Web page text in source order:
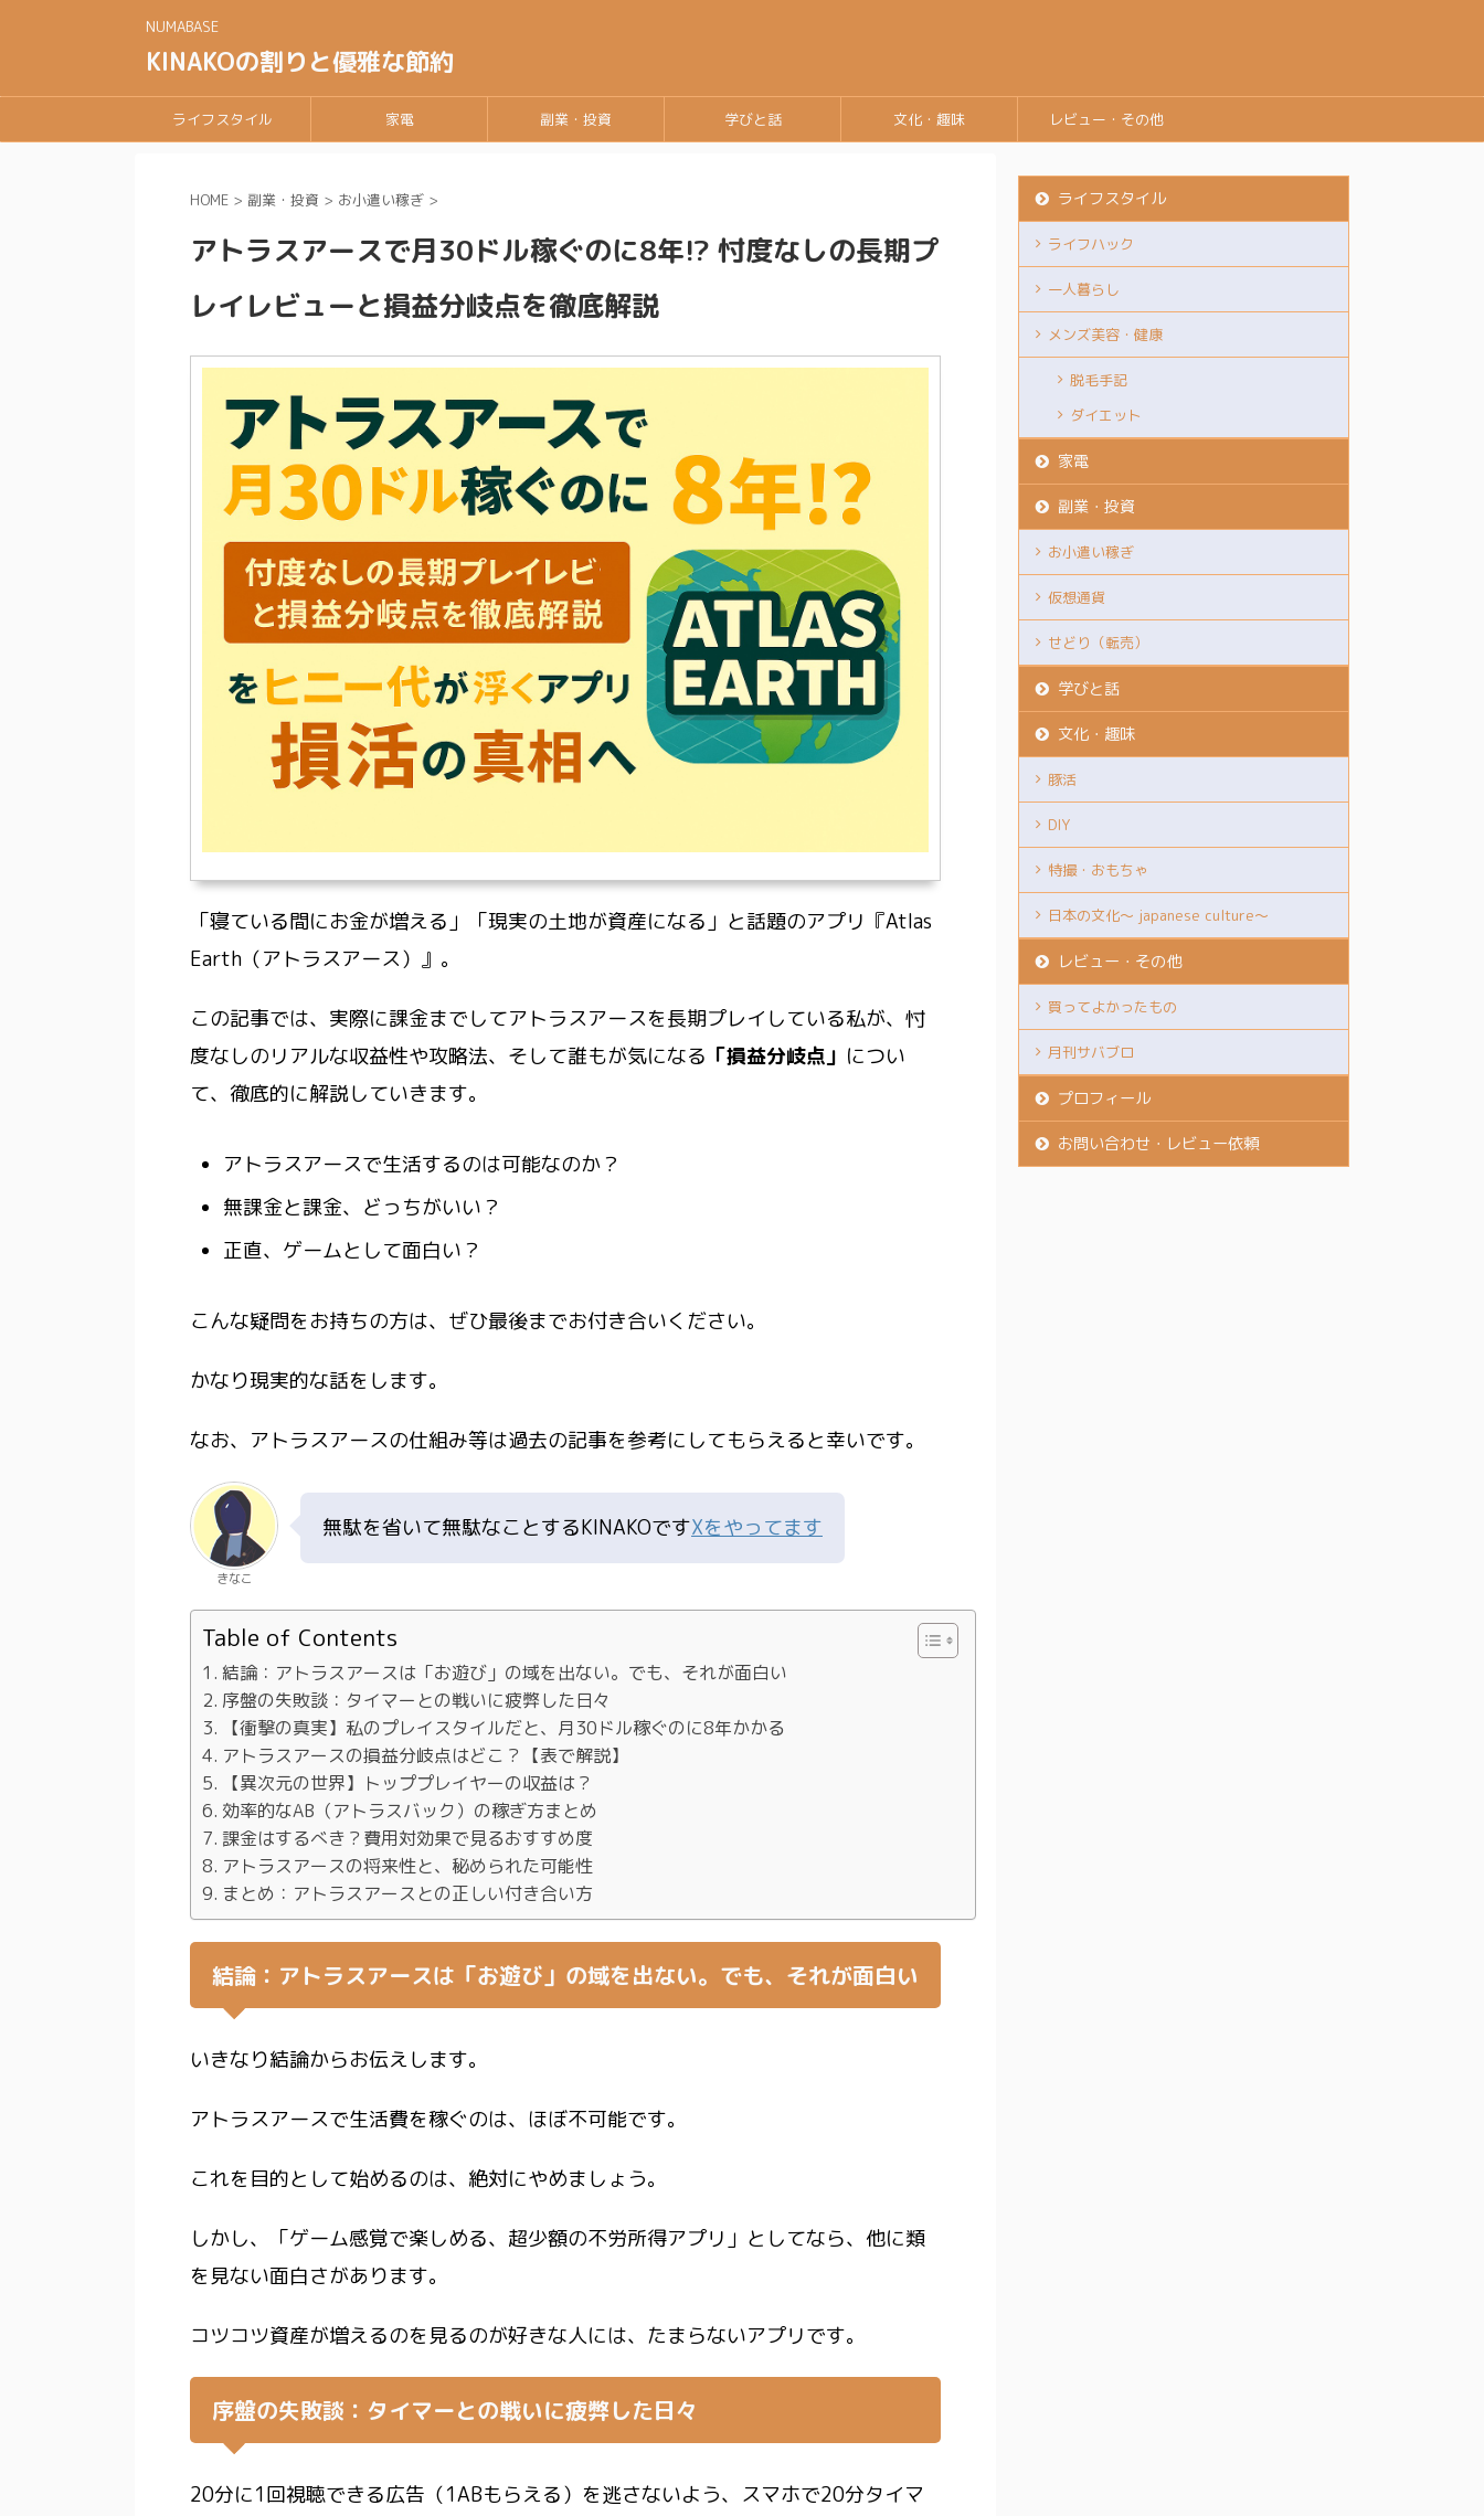
NUMABASE
KINAKOの割りと優雅な節約
ライフスタイル 家電 副業・投資 学びと話 文化・趣味 レビュー・その他
HOME > 副業・投資 > お小遣い稼ぎ >
アトラスアースで月30ドル稼ぐのに8年!? 忖度なしの長期プ
レイレビューと損益分岐点を徹底解説
「寝ている間にお金が増える」「現実の土地が資産になる」と話題のアプリ『Atlas
Earth（アトラスアース）』。
この記事では、 実際に課金までしてアトラスアースを長期プレイしている私が、忖
度なしのリアルな収益性や攻略法、そして誰もが気になる 「損益分岐点」 につい
て、徹底的に解説していきます。
アトラスアースで生活するのは可能なのか？
無課金と課金、どっちがいい？
正直、ゲームとして面白い？
こんな疑問をお持ちの方は、ぜひ最後までお付き合いください。
かなり現実的な話をします。
なお、アトラスアースの仕組み等は過去の記事を参考にしてもらえると幸いです。
きなこ
無駄を省いて無駄なことするKINAKOですXをやってます
Table of Contents
結論：アトラスアースは「お遊び」の域を出ない。でも、それが面白い
序盤の失敗談：タイマーとの戦いに疲弊した日々
【衝撃の真実】私のプレイスタイルだと、月30ドル稼ぐのに8年かかる
アトラスアースの損益分岐点はどこ？【表で解説】
【異次元の世界】トッププレイヤーの収益は？
効率的なAB（アトラスバック）の稼ぎ方まとめ
課金はするべき？費用対効果で見るおすすめ度
アトラスアースの将来性と、秘められた可能性
まとめ：アトラスアースとの正しい付き合い方
結論：アトラスアースは「お遊び」の域を出ない。でも、それが面白い
いきなり結論からお伝えします。
アトラスアースで生活費を稼ぐのは、ほぼ不可能です。
これを目的として始めるのは、絶対にやめましょう。
しかし、「ゲーム感覚で楽しめる、超少額の不労所得アプリ」としてなら、他に類
を見ない面白さがあります。
コツコツ資産が増えるのを見るのが好きな人には、たまらないアプリです。
序盤の失敗談：タイマーとの戦いに疲弊した日々
20分に1回視聴できる広告（1ABもらえる）を逃さないよう、 スマホで20分タイマ
ライフスタイル
ライフハック
一人暮らし
メンズ美容・健康
脱毛手記
ダイエット
家電
副業・投資
お小遣い稼ぎ
仮想通貨
せどり（転売）
学びと話
文化・趣味
豚活
DIY
特撮・おもちゃ
日本の文化～ japanese culture～
レビュー・その他
買ってよかったもの
月刊サバブロ
プロフィール
お問い合わせ・レビュー依頼